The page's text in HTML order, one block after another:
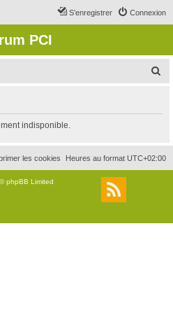
Connexion
S’enregistrer
PCI
r
c
r
indisponible.
Heures au format UTC+02:00
les cookies
phpBB Limited